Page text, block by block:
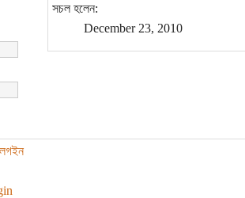
সচল হলেন:
December 23, 2010